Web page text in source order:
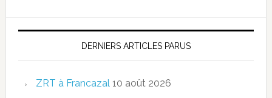
DERNIERS ARTICLES PARUS
ZRT à Francazal 10 août 2026